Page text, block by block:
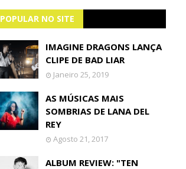
POPULAR NO SITE
IMAGINE DRAGONS LANÇA
CLIPE DE BAD LIAR
Janeiro 25, 2019
AS MÚSICAS MAIS
SOMBRIAS DE LANA DEL
REY
Agosto 21, 2017
ALBUM REVIEW: "TEN